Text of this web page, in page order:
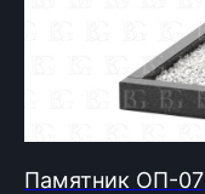
Памятник ОП-07